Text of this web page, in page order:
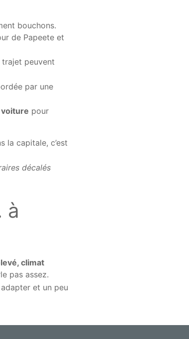
bouchons.
de Papeete et
peuvent
par une
voiture pour
la capitale, c’est
décalés
à
climat
pas assez.
et un peu